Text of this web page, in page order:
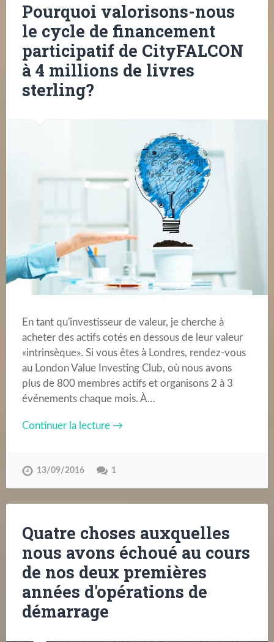
Pourquoi valorisons-nous
le cycle de financement
participatif de CityFALCON
à 4 millions de livres
sterling?
En tant qu'investisseur de valeur, je cherche à
acheter des actifs cotés en dessous de leur valeur
«intrinsèque». Si vous êtes à Londres, rendez-vous
au London Value Investing Club, où nous avons
plus de 800 membres actifs et organisons 2 à 3
événements chaque mois. À…
Continuer la lecture →
13/09/2016 1
Quatre choses auxquelles
nous avons échoué au cours
de nos deux premières
années d'opérations de
démarrage